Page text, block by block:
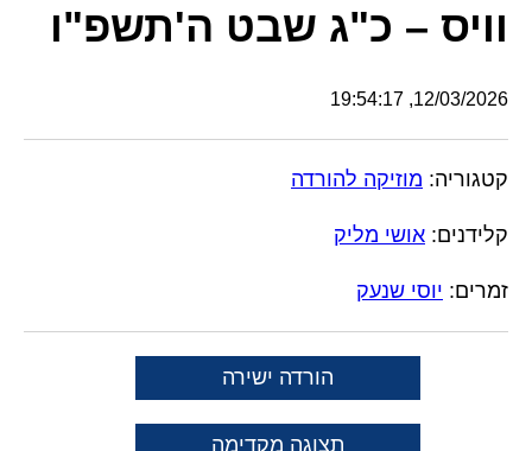
וויס – כ"ג שבט ה'תשפ"ו
12/03/2026, 19:54:17
קטגוריה: מוזיקה להורדה
קלידנים: אושי מליק
זמרים: יוסי שנעק
הורדה ישירה
תצוגה מקדימה